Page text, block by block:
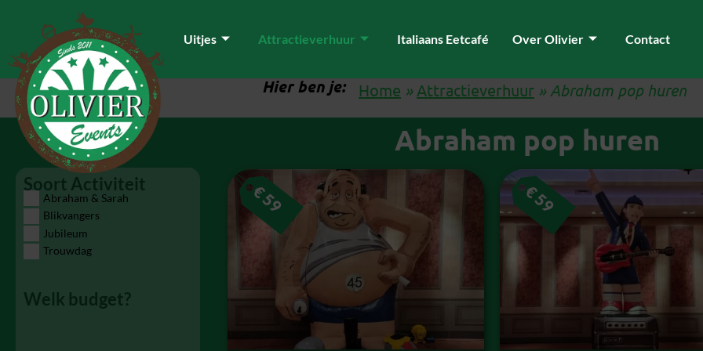
Uitjes Attractieverhuur Italiaans Eetcafé Over Olivier Contact
Hier ben je: Home » Attractieverhuur » Abraham pop huren
Abraham pop huren
Soort Activiteit
Abraham & Sarah
Blikvangers
Jubileum
Trouwdag
Welk budget?
€
59 €
59